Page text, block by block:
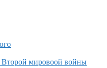
Второй мировоой войны